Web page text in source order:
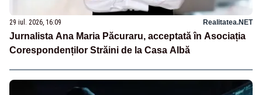
29 iul. 2026, 16:09 Realitatea.NET
Jurnalista Ana Maria Păcuraru, acceptată în Asociația
Corespondenților Străini de la Casa Albă